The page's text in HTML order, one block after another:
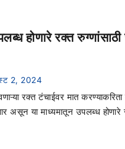
होणारे रक्त रुग्णांसाठी
2, 2024
रक्त टंचाईवर मात
असून या माध्यमातून उपलब्ध